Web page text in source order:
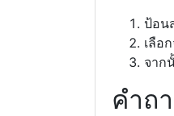
ป้อน
เลือ
จาก
คำถ